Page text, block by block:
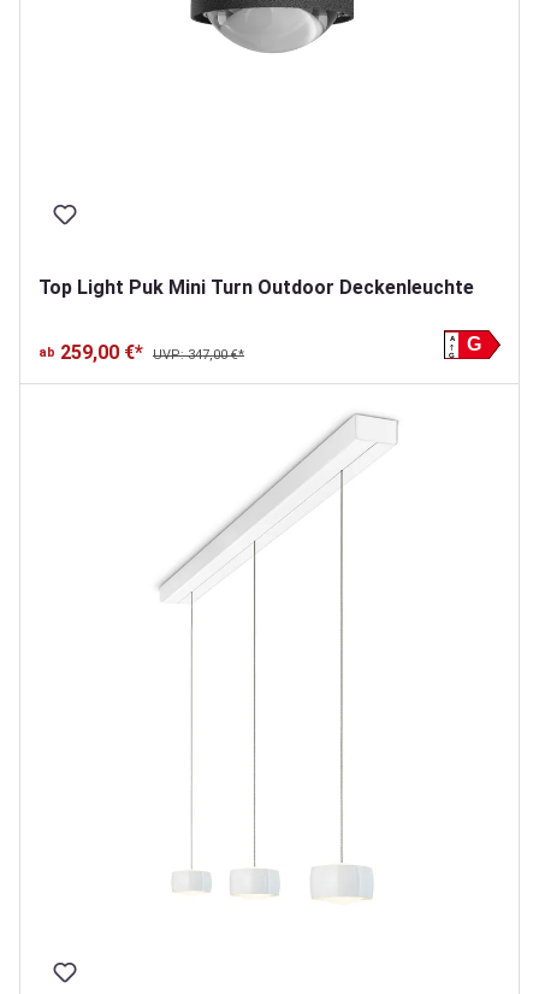
Top Light Puk Mini Turn Outdoor Deckenleuchte
ab 259,00 €* UVP: 347,00 €*
G
A
G